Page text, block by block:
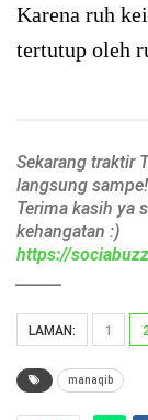
Karena ruh
tertutup oleh
Sekarang traktir
langsung sampe!
Terima kasih ya
kehangatan :)
https://
LAMAN: 1
manaqib